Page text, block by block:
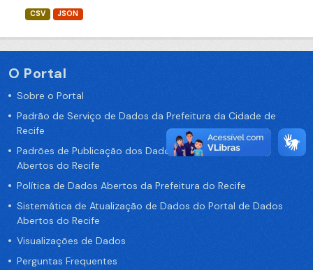
CSV JSON
O Portal
Sobre o Portal
Padrão de Serviço de Dados da Prefeitura da Cidade de
Recife
Padrões de Publicação dos Dados no Portal de Dados
Abertos do Recife
Política de Dados Abertos da Prefeitura do Recife
Sistemática de Atualização de Dados do Portal de Dados
Abertos do Recife
Visualizações de Dados
Perguntas Frequentes